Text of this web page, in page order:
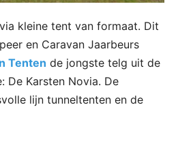
kleine tent van formaat. Dit
en Caravan Jaarbeurs
Tenten de jongste telg uit de
De Karsten Novia. De
lijn tunneltenten en de